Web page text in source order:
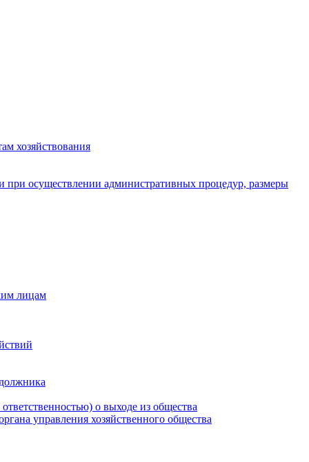
хозяйствования
осуществлении административных процедур, размеры
лицам
о выходе из общества
управления хозяйственного общества